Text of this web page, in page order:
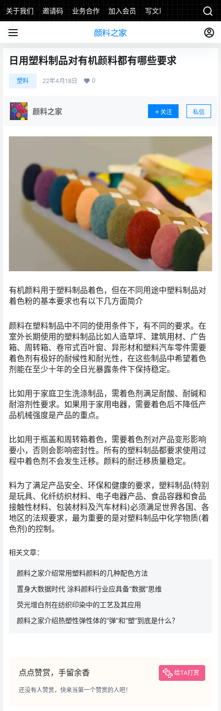
关于我们 邀请码 业务合作 加入会员 写文章
日用塑料制品对有机颜料都有哪些要求
塑料 22年4月18日 0
颜料之家 关注 私信
有机颜料用于塑料制品着色，但在不同用途中塑料制品对
着色粉的基本要求也有以下几方面简介
颜料在塑料制品中不同的使用条件下，有不同的要求。在
室外长期使用的塑料制品比如人造草坪、建筑用材、广告
箱、周转箱、卷帘式百叶窗、异形材和塑料汽车零件需要
着色剂有极好的耐候性和耐光性，在这些制品中希望着色
剂能在至少十年的全日光暴露条件下保持稳定。
比如用于家庭卫生洗涤制品，需着色剂满足耐酸、耐碱和
耐溶剂性要求。如果用于家用电器，需要着色后不降低产
品机械强度是产品的重点。
比如用于瓶盖和周转箱着色，需要着色剂对产品变形影响
要小，否则会影响密封性。所有的塑料制品都要求使用过
程中着色剂不会发生迁移。颜料的耐迁移质量稳定。
料为了满足产品安全、环保和健康的要求，塑料制品(特别
是玩具、化纤纺织材料、电子电器产品、食品容器和食品
接触性材料、包装材料及汽车材料)必须满足世界各国、各
地区的法规要求，最为重要的是对塑料制品中化学物质(着
色剂)的控制。
相关文章：
颜料之家介绍常用塑料颜料的几种配色方法
置身大数据时代 涂料颜料行业应具备“数据”思维
荧光增白剂在纺织印染中的工艺及其应用
颜料之家介绍热塑性弹性体的“弹”和“塑”到底是什么？
点点赞赏，手留余香 给TA打赏
还没有人赞赏，快来当第一个赞赏的人吧！